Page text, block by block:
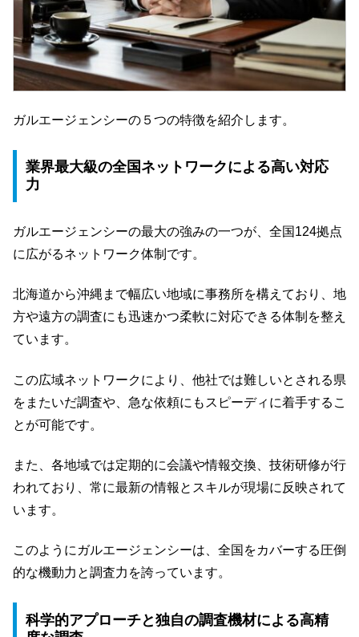
ガルエージェンシーの５つの特徴を紹介します。
業界最大級の全国ネットワークによる高い対応
力
ガルエージェンシーの最大の強みの一つが、全国124拠点
に広がるネットワーク体制です。
北海道から沖縄まで幅広い地域に事務所を構えており、地
方や遠方の調査にも迅速かつ柔軟に対応できる体制を整え
ています。
この広域ネットワークにより、他社では難しいとされる県
をまたいだ調査や、急な依頼にもスピーディに着手するこ
とが可能です。
また、各地域では定期的に会議や情報交換、技術研修が行
われており、常に最新の情報とスキルが現場に反映されて
います。
このようにガルエージェンシーは、全国をカバーする圧倒
的な機動力と調査力を誇っています。
科学的アプローチと独自の調査機材による高精